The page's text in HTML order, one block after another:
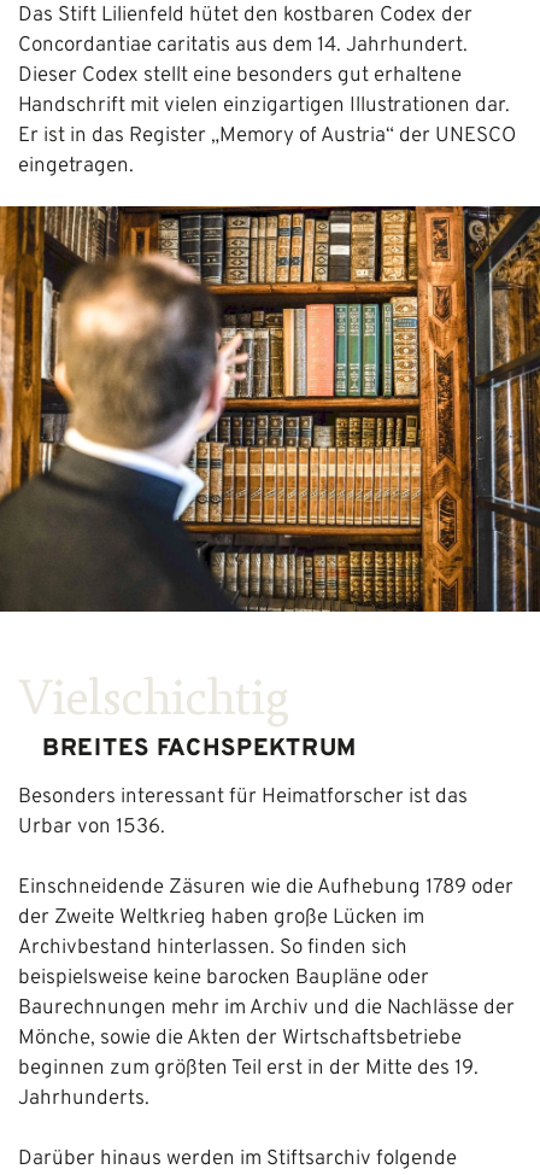
Das Stift Lilienfeld hütet den kostbaren Codex der
Concordantiae caritatis aus dem 14. Jahrhundert.
Dieser Codex stellt eine besonders gut erhaltene
Handschrift mit vielen einzigartigen Illustrationen dar.
Er ist in das Register „Memory of Austria“ der UNESCO
eingetragen.
Vielschichtig
BREITES FACHSPEKTRUM
Besonders interessant für Heimatforscher ist das
Urbar von 1536.
Einschneidende Zäsuren wie die Aufhebung 1789 oder
der Zweite Weltkrieg haben große Lücken im
Archivbestand hinterlassen. So finden sich
beispielsweise keine barocken Baupläne oder
Baurechnungen mehr im Archiv und die Nachlässe der
Mönche, sowie die Akten der Wirtschaftsbetriebe
beginnen zum größten Teil erst in der Mitte des 19.
Jahrhunderts.
Darüber hinaus werden im Stiftsarchiv folgende